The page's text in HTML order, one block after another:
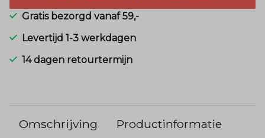
Gratis bezorgd vanaf 59,-
Levertijd 1-3 werkdagen
14 dagen retourtermijn
Omschrijving Productinformatie